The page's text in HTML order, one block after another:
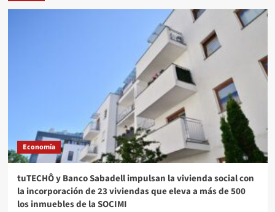
Economía
tuTECHÔ y Banco Sabadell impulsan la vivienda social con
la incorporación de 23 viviendas que eleva a más de 500
los inmuebles de la SOCIMI